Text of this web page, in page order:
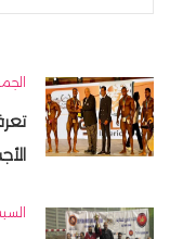
الجمعة, 05
السبت, 22 فبراير